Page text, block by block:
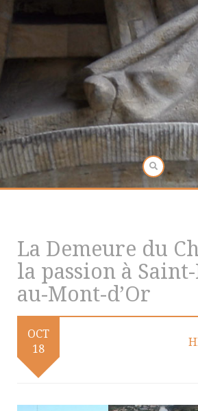
La Demeure du
la passion à
au-Mont-d’Or
OCT
18